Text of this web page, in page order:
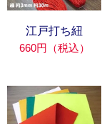
江戸打ち紐
660円（税込）